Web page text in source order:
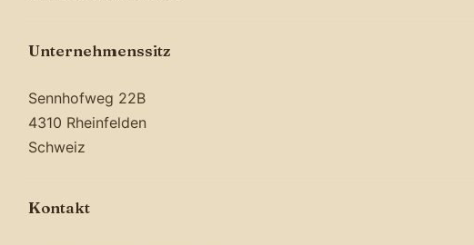
Unternehmenssitz
Sennhofweg 22B
4310 Rheinfelden
Schweiz
Kontakt